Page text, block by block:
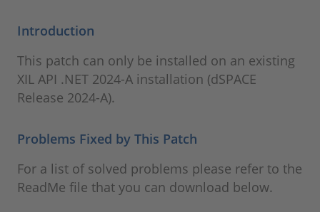
Unternehmen
Karriere
Introduction
This patch can only be installed on an existing
XIL API .NET 2024-A installation (dSPACE
Release 2024-A).
Problems Fixed by This Patch
For a list of solved problems please refer to the
ReadMe file that you can download below.